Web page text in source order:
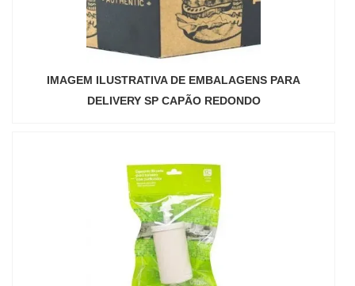
IMAGEM ILUSTRATIVA DE EMBALAGENS PARA
DELIVERY SP CAPÃO REDONDO